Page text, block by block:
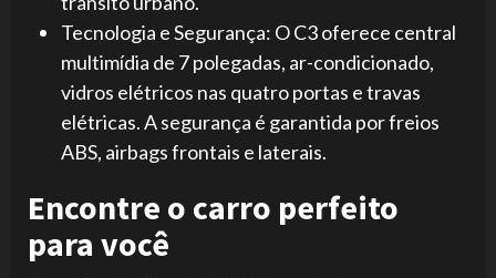
Tecnologia e Segurança: O C3 oferece central
multimídia de 7 polegadas, ar-condicionado,
vidros elétricos nas quatro portas e travas
elétricas. A segurança é garantida por freios
ABS, airbags frontais e laterais.
Encontre o carro perfeito
para você